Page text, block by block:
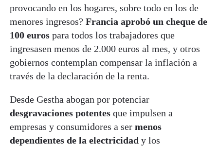
provocando en los hogares, sobre todo en los de
menores ingresos? Francia aprobó un cheque de
100 euros para todos los trabajadores que
ingresasen menos de 2.000 euros al mes, y otros
gobiernos contemplan compensar la inflación a
través de la declaración de la renta.
Desde Gestha abogan por potenciar
desgravaciones potentes que impulsen a
empresas y consumidores a ser menos
dependientes de la electricidad y los